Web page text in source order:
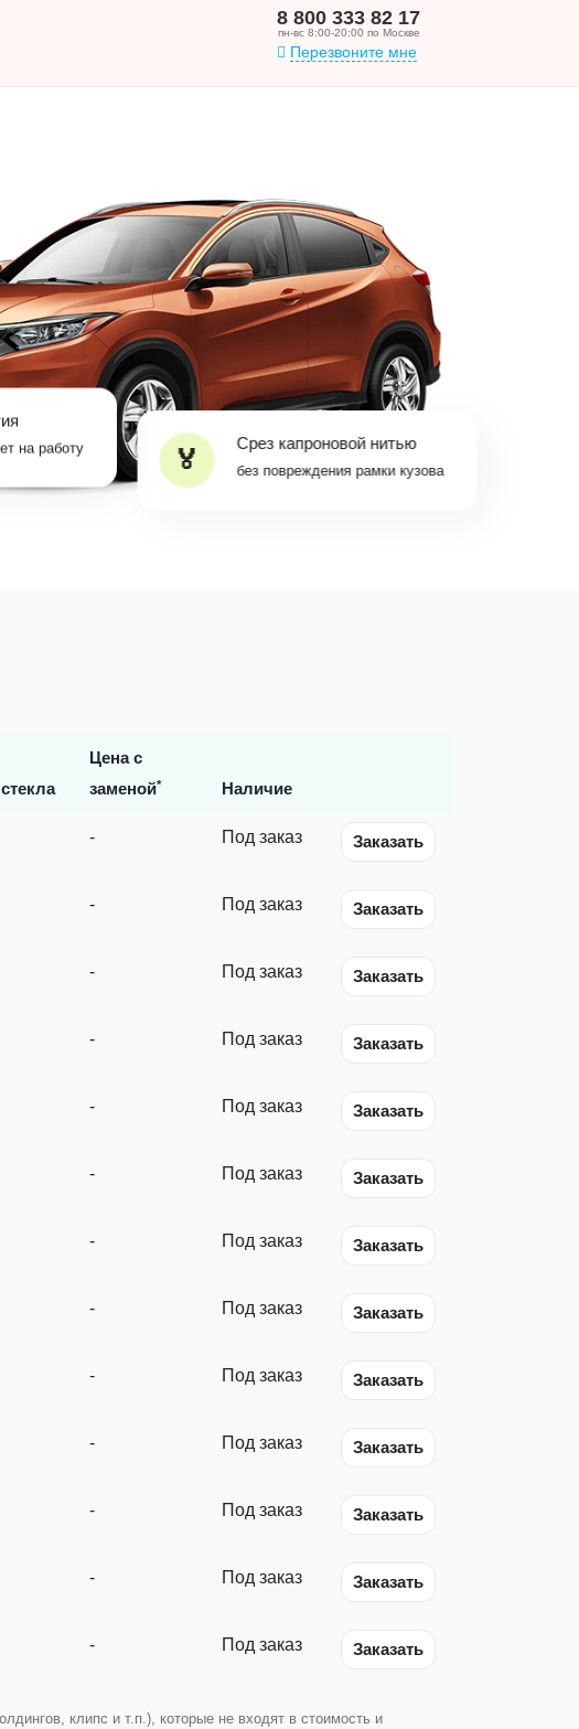
8 800 333 82 17
пн-вс 8:00-20:00 по Москве
Перезвоните мне
Срез капроновой нитью
без повреждения рамки кузова
Цена с
заменой* Наличие
- Под заказ Заказать
- Под заказ Заказать
- Под заказ Заказать
- Под заказ Заказать
- Под заказ Заказать
- Под заказ Заказать
- Под заказ Заказать
- Под заказ Заказать
- Под заказ Заказать
- Под заказ Заказать
- Под заказ Заказать
- Под заказ Заказать
- Под заказ Заказать
клипс и т.п.), которые не входят в стоимость и